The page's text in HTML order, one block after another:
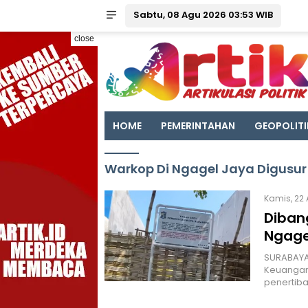
Sabtu, 08 Agu 2026 03:53 WIB
close
HOME PEMERINTAHAN
Warkop Di Ngagel Jaya Digusur
Kamis, 22